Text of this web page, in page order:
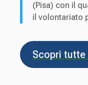
(Pisa) con il
il volontariato
Scopri tutte